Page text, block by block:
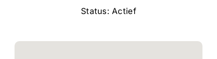
Status: Actief